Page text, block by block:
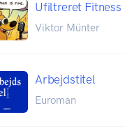
Ufiltreret Fitness
Viktor Münter
Arbejdstitel
Euroman